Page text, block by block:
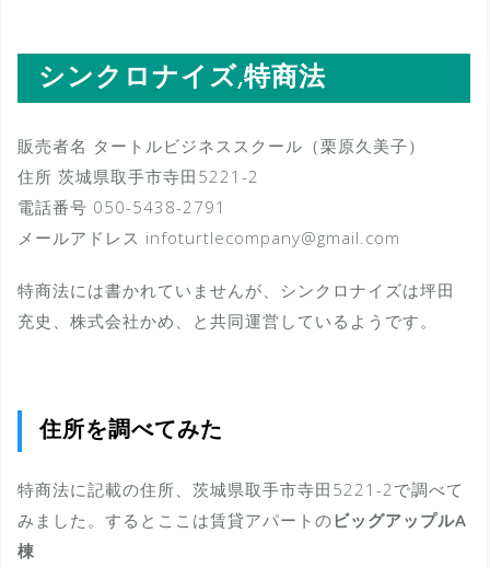
シンクロナイズ,特商法
販売者名 タートルビジネススクール（栗原久美子）
住所 茨城県取手市寺田5221-2
電話番号 050-5438-2791
メールアドレス infoturtlecompany@gmail.com
特商法には書かれていませんが、シンクロナイズは坪田
充史、株式会社かめ、と共同運営しているようです。
住所を調べてみた
特商法に記載の住所、茨城県取手市寺田5221-2で調べて
みました。するとここは賃貸アパートの ビッグアップルA
棟